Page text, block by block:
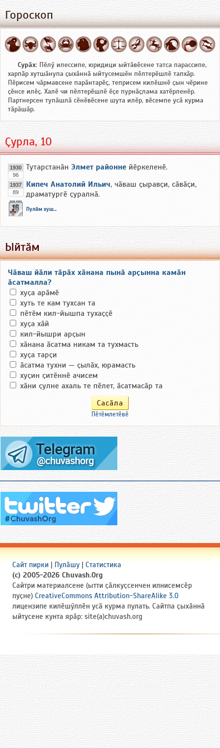
Гороскоп
Сурӑх: Пӗлӳ илессипе, юридици ыйтӑвӗсене татса парассипе,
харпӑр хутшӑнупа ҫыхӑннӑ ыйтусемшӗн пӗлтерӗшлӗ тапхӑр.
Пӗрисем чӑрмавсене парӑнтарӗҫ, теприсем килӗшнӗ ҫын чӗрине
ҫӗнсе илӗҫ. Халӗ чи пӗлтерӗшлӗ ӗҫе пурнӑҫлама хатӗрленӗр.
Партнерсен тупӑшлӑ сӗнӗвӗсене шута илӗр, вӗсемпе усӑ курма
тӑрӑшӑр.
Ҫурла, 10
1930
96
Тутарстанӑн Элмет районне йӗркеленӗ.
1937
89
Кипеч Анатолий Ильич, чӑваш ҫыравҫи, сӑвӑҫи,
драматургӗ ҫуралнӑ.
Пулӑм хуш...
Ыйтӑм
Чӑваш йӑли тӑрӑх хӑнана пынӑ арҫынна камӑн
ӑсатмалла?
хуҫа арӑмӗ
хуть те кам тухсан та
пӗтӗм кил-йышпа тухаҫҫӗ
хуҫа хӑй
кил-йышри арҫын
хӑнана ӑсатма никам та тухмасть
хуҫа тарҫи
ӑсатма тухни — ҫылӑх, юрамасть
хуҫин ҫитӗннӗ ачисем
хӑни ҫулне ахаль те пӗлет, ӑсатмасӑр та
Пӗтӗмлетӗвӗ
Сайт пирки | Пулӑшу | Статистика
(c) 2005-2026 Chuvash.Org
Сайтри материалсене (ытти ҫӑлкуҫсенчен илнисемсӗр
пуҫне) CreativeCommons Attribution-ShareAlike 3.0
лицензипе килӗшӳллӗн усӑ курма пулать. Сайтпа ҫыхӑннӑ
ыйтусене кунта ярӑр: site(a)chuvash.org